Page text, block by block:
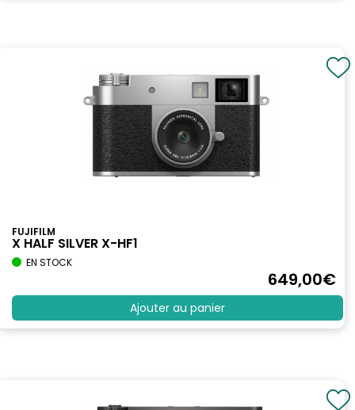
FUJIFILM
X HALF SILVER X-HF1
EN STOCK
649,00€
Ajouter au panier